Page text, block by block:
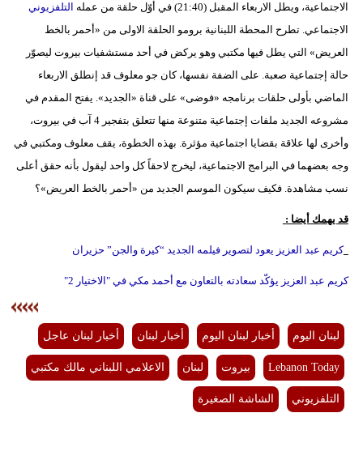
علوم
أبراج
فيديو
الاجتماعية، ويطل الاربعاء المقبل (21:40) في أوّل حلقة من عمله
التلفزيوني
الاجتماعي. تطرح المحطة اللبنانية برومو الحلقة الاولى من «أحمر بالخط
العريض» التي يطل فيها مكتبي وهو يركض في أحد مستشفيات بيروت ليصوّر
حالة إجتماعية صعبة. على الضفة نفسها، كان جو معلوف قد إنطلق الاربعاء
الماضي بأولى حلقات برنامجه «فوضى» على قناة «الجديد». يفتح المقدم في
مشروعه الجديد ملفات إجتماعية متنوعة منها تتعلق بتفجير 4 آب في بيروت،
وأخرى لها علاقة بقضايا اجتماعية مؤثرة. بهذه الخطوة، يقف معلوف ومكتبي في
وجه بعضهما في البرامج الاجتماعية، ليخرج لاحقاً كل واحد ليقول بأنه حقق أعلى
نسب مشاهدة. فكيف سيكون الموسم الجديد من «أحمر بالخط العريض»؟
قد يهمك أيضا :
كريم عبد العزيز يعود لتصوير فيلمه الجديد “كيرة والجن” حزيران
كريم عبد العزيز يؤكّد سعادته بالتعاون مع أحمد مكي في "الاختيار 2"
لبنان اليوم أخبار لبنان اليوم أخبار لبنان أخبار لبنان عاجل
Lebanon Today بيروت لبنان الاعلامي اللبناني مالك مكتبي
التلفزيوني الشاشة الصغيرة